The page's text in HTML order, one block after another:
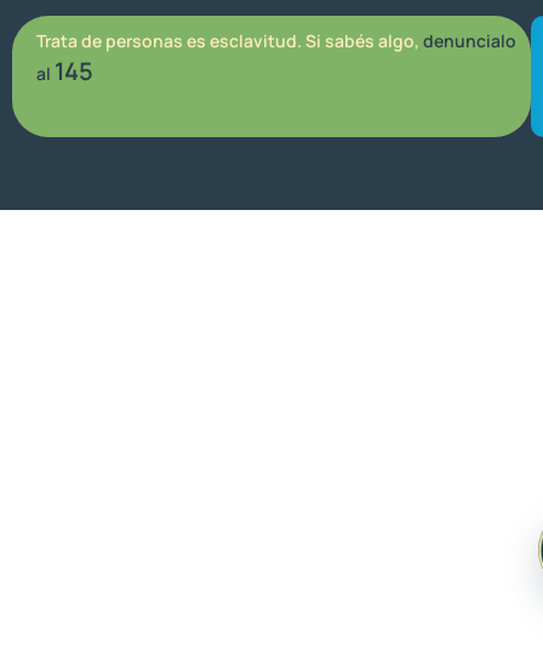
Trata de personas es esclavitud. Si sabés algo, denuncialo
al 145